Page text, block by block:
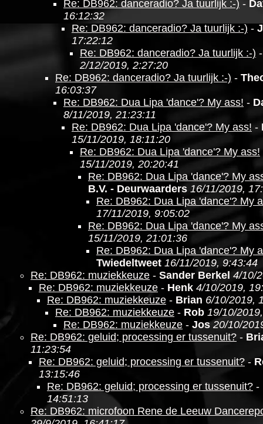
Re: DB962: danceradio? Ja tuurlijk :-) -
16:12:32
Re: DB962: danceradio? Ja tuurlijk :-) -
17:22:12
Re: DB962: danceradio? Ja tuurlijk :-)
2/12/2019, 2:27:20
Re: DB962: danceradio? Ja tuurlijk :-) -
16:03:37
Re: DB962: Dua Lipa 'dance'? My ass! -
8/11/2019, 21:23:11
Re: DB962: Dua Lipa 'dance'? My ass! -
15/11/2019, 18:11:20
Re: DB962: Dua Lipa 'dance'? My ass!
15/11/2019, 20:20:41
Re: DB962: Dua Lipa 'dance'? My
B.V. - Deurwaarders 16/11/2019,
Re: DB962: Dua Lipa 'dance'? My
17/11/2019, 9:05:02
Re: DB962: Dua Lipa 'dance'? My
15/11/2019, 21:01:36
Re: DB962: Dua Lipa 'dance'? My
Twiedeltweet 16/11/2019, 9:43:44
Re: DB962: muziekkeuze - Sander Berkel 4/10/
Re: DB962: muziekkeuze - Henk 4/10/2019,
Re: DB962: muziekkeuze - Brian 6/10/2019,
Re: DB962: muziekkeuze - Rob 19/10/
Re: DB962: muziekkeuze - Jos 20/10/
Re: DB962: geluid; processing er tussenuit? -
11:23:54
Re: DB962: geluid; processing er tussenuit? -
13:15:46
Re: DB962: geluid; processing er tussenuit? -
14:51:13
Re: DB962: microfoon Rene de Leeuw